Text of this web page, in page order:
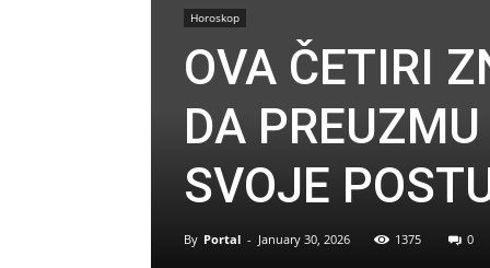
Horoskop
OVA ČETIRI
DA
SVOJE
By Portal - January 30, 2026 1375 0